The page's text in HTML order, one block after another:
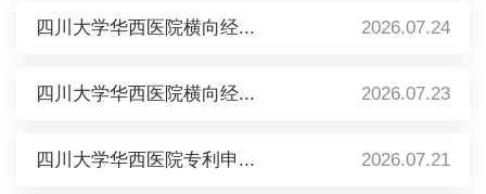
四川大学华西医院横向经... 2026.07.24
四川大学华西医院横向经... 2026.07.23
四川大学华西医院专利申... 2026.07.21